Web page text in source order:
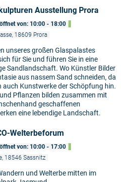
Ausstellung Prora
von: 10:00 - 18:00
18609 Prora
unseres großen Glaspalastes
für Sie und führen Sie in eine
Sandlandschaft. Wo Künstler Bilder
aus nassem Sand schneiden, da
auch Kunstwerke der Schöpfung hin.
Pflanzen bilden zusammen mit
geschaffenen
eine lebendige Landschaft.
Welterbeforum
von: 10:00 - 17:00
18546 Sassnitz
und Welterbe mitten im